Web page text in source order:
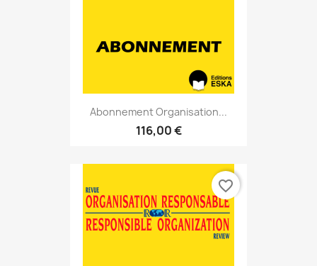
Abonnement Organisation...
116,00 €
favorite_border